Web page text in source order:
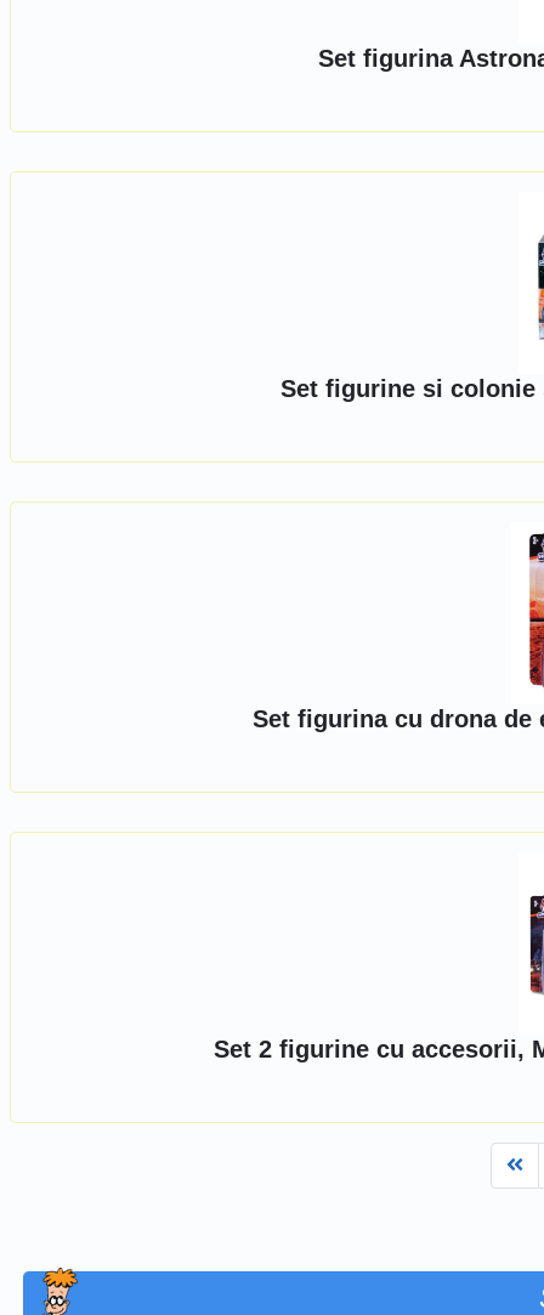
Set figurina
Set figurine si colonie
Set figurina cu drona de
Set 2 figurine cu accesorii,